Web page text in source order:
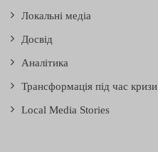
Локальні медіа
Досвід
Аналітика
Трансформація під час кризи
Local Media Stories